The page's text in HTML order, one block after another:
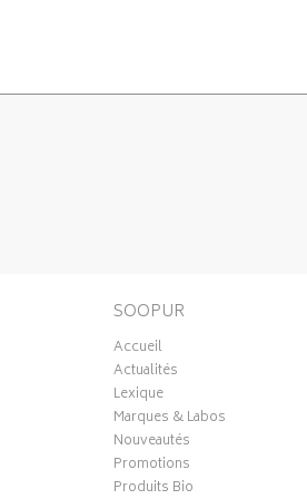
SOOPUR
Accueil
Actualités
Lexique
Marques & Labos
Nouveautés
Promotions
Produits Bio